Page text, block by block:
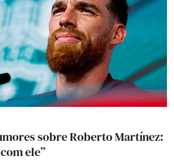
sobre Roberto Martínez:
ele”